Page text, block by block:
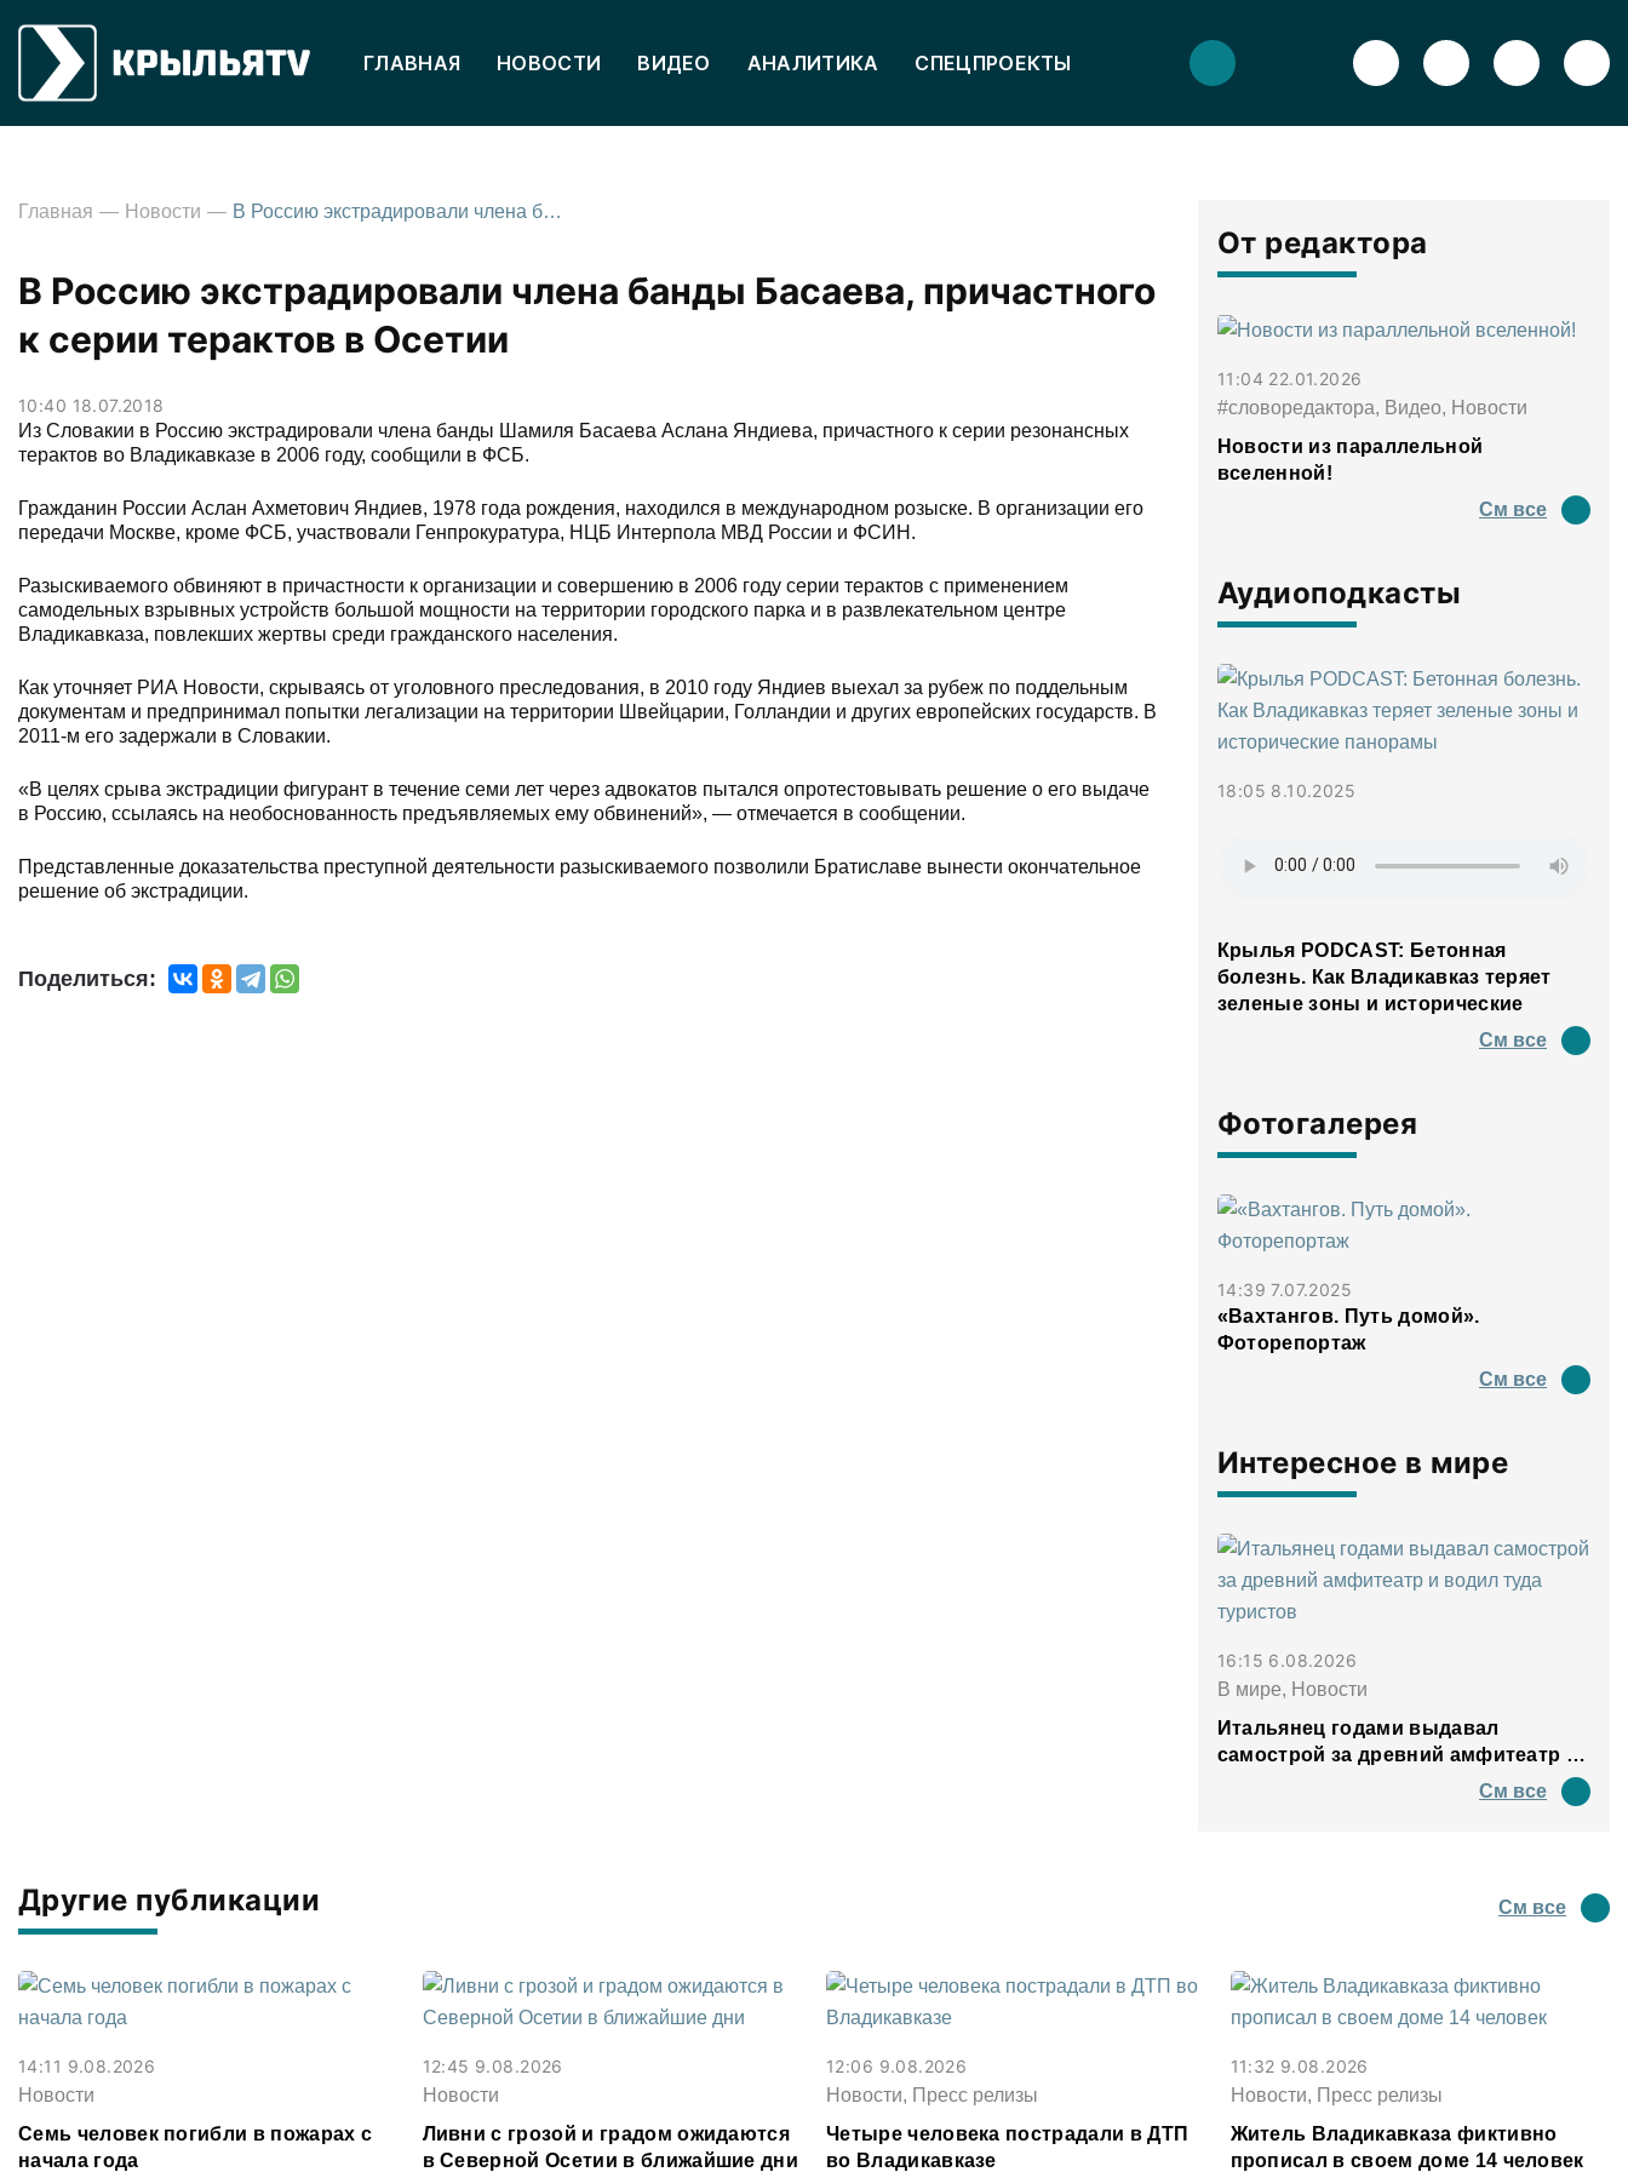
ГЛАВНАЯ НОВОСТИ ВИДЕО АНАЛИТИКА СПЕЦПРОЕКТЫ
Главная Новости В Россию экстрадировали члена банды Басаева, причастного к серии терактов в Осетии
В Россию экстрадировали члена банды Басаева, причастного
к серии терактов в Осетии
10:40 18.07.2018
Из Словакии в Россию экстрадировали члена банды Шамиля Басаева Аслана Яндиева, причастного к серии резонансных
терактов во Владикавказе в 2006 году, сообщили в ФСБ.
Гражданин России Аслан Ахметович Яндиев, 1978 года рождения, находился в международном розыске. В организации его
передачи Москве, кроме ФСБ, участвовали Генпрокуратура, НЦБ Интерпола МВД России и ФСИН.
Разыскиваемого обвиняют в причастности к организации и совершению в 2006 году серии терактов с применением
самодельных взрывных устройств большой мощности на территории городского парка и в развлекательном центре
Владикавказа, повлекших жертвы среди гражданского населения.
Как уточняет РИА Новости, скрываясь от уголовного преследования, в 2010 году Яндиев выехал за рубеж по поддельным
документам и предпринимал попытки легализации на территории Швейцарии, Голландии и других европейских государств. В
2011-м его задержали в Словакии.
«В целях срыва экстрадиции фигурант в течение семи лет через адвокатов пытался опротестовывать решение о его выдаче
в Россию, ссылаясь на необоснованность предъявляемых ему обвинений», — отмечается в сообщении.
Представленные доказательства преступной деятельности разыскиваемого позволили Братиславе вынести окончательное
решение об экстрадиции.
Поделиться:
От редактора
11:04 22.01.2026
#словоредактора, Видео, Новости
Новости из параллельной
вселенной!
См все
Аудиоподкасты
18:05 8.10.2025
Крылья PODCAST: Бетонная
болезнь. Как Владикавказ теряет
зеленые зоны и исторические
См все
Фотогалерея
14:39 7.07.2025
«Вахтангов. Путь домой».
Фоторепортаж
См все
Интересное в мире
16:15 6.08.2026
В мире, Новости
Итальянец годами выдавал
самострой за древний амфитеатр и
См все
Другие публикации См все
14:11 9.08.2026
Новости
Семь человек погибли в пожарах с
начала года
12:45 9.08.2026
Новости
Ливни с грозой и градом ожидаются
в Северной Осетии в ближайшие дни
12:06 9.08.2026
Новости, Пресс релизы
Четыре человека пострадали в ДТП
во Владикавказе
11:32 9.08.2026
Новости, Пресс релизы
Житель Владикавказа фиктивно
прописал в своем доме 14 человек